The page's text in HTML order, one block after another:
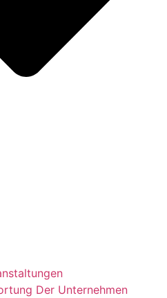
Der Unternehmen